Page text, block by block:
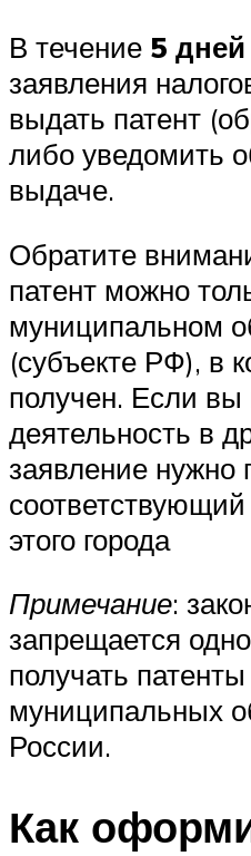
В течение 5 дней
заявления
выдать патент
либо уведомить
выдаче.
Обратите
патент можно
муниципальном
(субъекте РФ), в
получен. Если вы
деятельность в
заявление нужно
этого города
Примечание:
запрещается
получать
муниципальных
России.
Как